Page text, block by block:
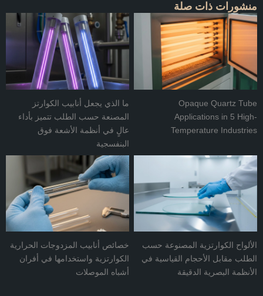
منشورات ذات صلة
Opaque Quartz Tube
Applications in 5 High-
Temperature Industries
ما الذي يجعل أنابيب الكوارتز
المصنعة حسب الطلب تتميز بأداء
عالٍ في أنظمة الأشعة فوق
البنفسجية
الألواح الكوارتزية المصنوعة حسب
الطلب مقابل الأحجام القياسية في
الأنظمة البصرية الدقيقة
خصائص أنابيب المزدوجات الحرارية
الكوارتزية واستخدامها في أفران
أشباه الموصلات